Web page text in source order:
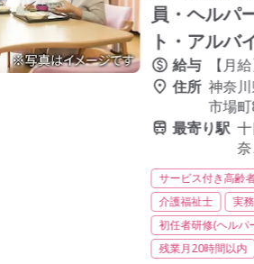
員・ヘルパ
ト・アルバ
給与
【月
住所 神奈
市場
最寄り駅
サービス付き高齢
介護福祉士
実
初任者研修(ヘルパ
残業月20時間以内